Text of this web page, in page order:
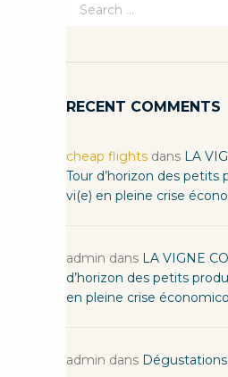
RECENT COMMENTS
cheap flights dans LA
Tour d’horizon des petits
vi(e) en pleine crise
admin dans LA VIGNE
d’horizon des petits
en pleine crise
admin dans Dégustations